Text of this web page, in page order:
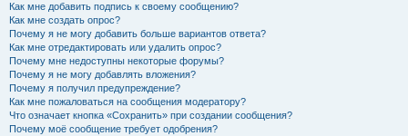
Как мне добавить подпись к своему сообщению?
Как мне создать опрос?
Почему я не могу добавить больше вариантов ответа?
Как мне отредактировать или удалить опрос?
Почему мне недоступны некоторые форумы?
Почему я не могу добавлять вложения?
Почему я получил предупреждение?
Как мне пожаловаться на сообщения модератору?
Что означает кнопка «Сохранить» при создании сообщения?
Почему моё сообщение требует одобрения?